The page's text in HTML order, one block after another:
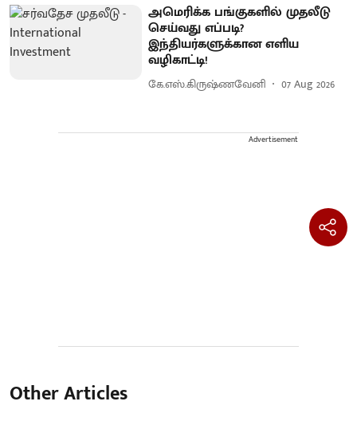
அமெரிக்க பங்குகளில் முதலீடு
செய்வது எப்படி?
இந்தியர்களுக்கான எளிய
வழிகாட்டி!
கே.எஸ்.கிருஷ்ணவேனி 07 Aug 2026
Advertisement
Other Articles